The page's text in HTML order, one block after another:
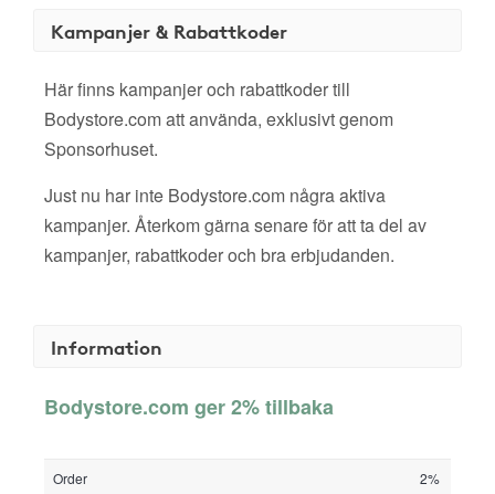
Kampanjer & Rabattkoder
Här finns kampanjer och rabattkoder till
Bodystore.com att använda, exklusivt genom
Sponsorhuset.
Just nu har inte Bodystore.com några aktiva
kampanjer. Återkom gärna senare för att ta del av
kampanjer, rabattkoder och bra erbjudanden.
Information
Bodystore.com ger 2% tillbaka
Order
2%